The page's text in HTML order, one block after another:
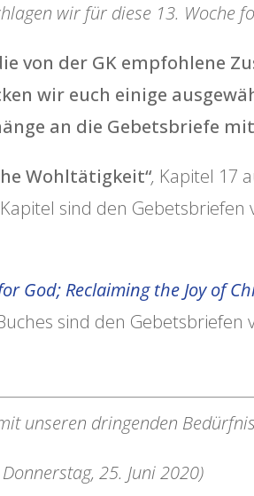
wir für diese 13. Woche
von der GK empfohlene
wir euch einige
an die Gebetsbriefe
Wohltätigkeit“, Kapitel 17
sind den Gebetsbriefen
God; Reclaiming the Joy of
sind den Gebetsbriefen
unseren dringenden
25. Juni 2020)